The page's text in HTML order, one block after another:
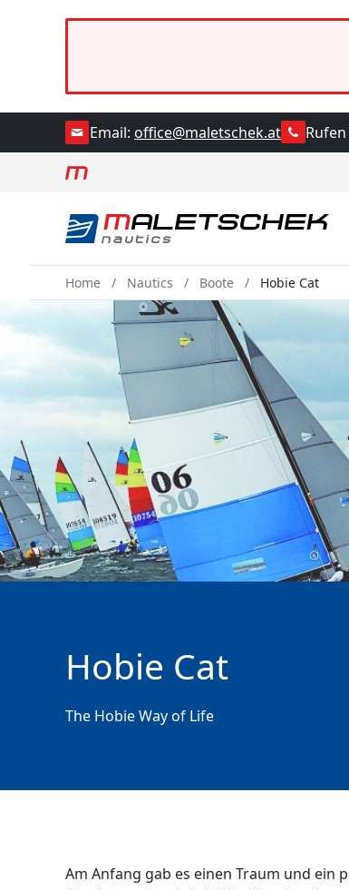
Email: office@maletschek.at
Home Nautics Boote Hobie Cat
Hobie Cat
The Hobie Way of Life
Am Anfang gab es einen Traum und ein